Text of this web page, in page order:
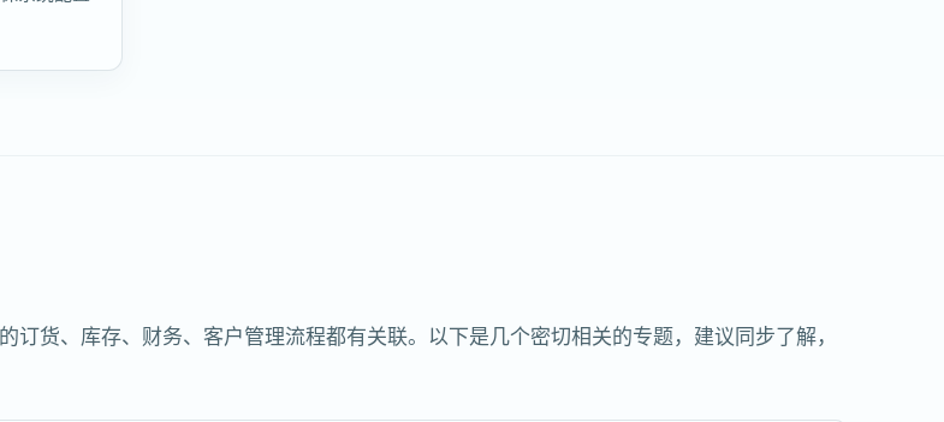
货、库存、财务、客户管理流程都有关联。以下是几个密切相关的专题，建议同步了解，